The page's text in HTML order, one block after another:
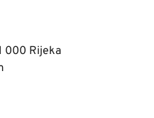
000 Rijeka